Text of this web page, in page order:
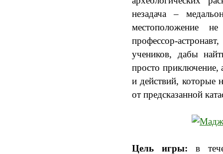
незадача –
местоположение
профессор-
учеников, дабы
просто приключение,
и действий, которые
от предсказанной
Цель игры: в